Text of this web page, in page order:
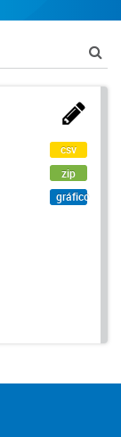
csv
zip
gráfico